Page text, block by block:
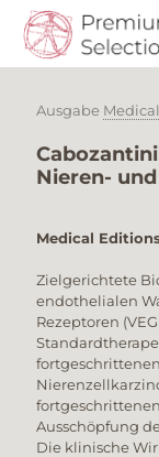
Ausgabe Medical
Nieren-
Medical Editions
Zielgerichtete
endothelialen
Rezeptoren
Ausschöpfung
Die klinische